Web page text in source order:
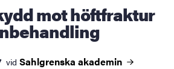
vid Sahlgrenska akademin